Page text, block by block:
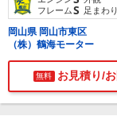
フレームS 足まわり
岡山県 岡山市東区
（株）鶴海モーター
無料 お見積り/